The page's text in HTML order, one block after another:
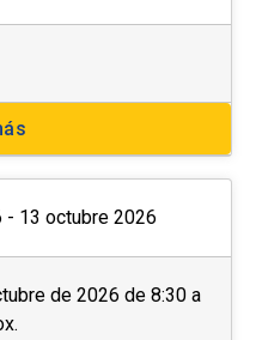
- 13 octubre 2026
de 2026 de 8:30 a